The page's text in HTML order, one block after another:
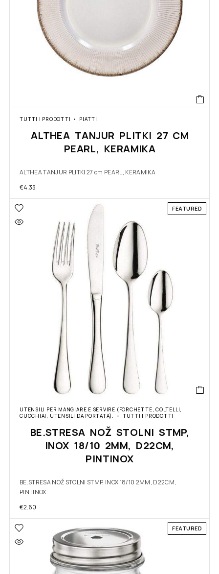
TUTTI I PRODOTTI PIATTI
ALTHEA TANJUR PLITKI 27 CM
PEARL, KERAMIKA
ALTHEA TANJUR PLITKI 27 cm PEARL, KERAMIKA
€4.35
FEATURED
UTENSILI PER MANGIARE E SERVIRE (FORCHETTE, COLTELLI,
CUCCHIAI, UTENSILI DA PORTATA).
TUTTI I PRODOTTI
BE.STRESA NOŽ STOLNI STMP,
INOX 18/10 2MM, D22CM,
PINTINOX
BE.STRESA NOŽ STOLNI STMP, INOX 18/10 2MM, D22CM,
PINTINOX
€2.60
FEATURED